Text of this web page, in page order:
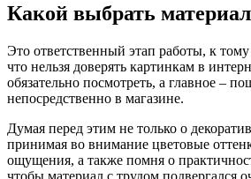
Какой выбрать материал
Это ответственный этап работы, к
что нельзя доверять картинкам в
обязательно посмотреть, а главное –
непосредственно в магазине.
Думая перед этим не только о
принимая во внимание цветовые
ощущения, а также помня о
чтобы материал с трудом подвергался